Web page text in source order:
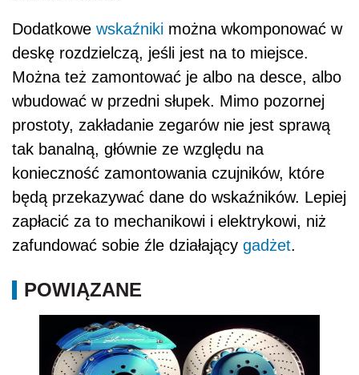
Dodatkowe wskaźniki można wkomponować w
deskę rozdzielczą, jeśli jest na to miejsce.
Można też zamontować je albo na desce, albo
wbudować w przedni słupek. Mimo pozornej
prostoty, zakładanie zegarów nie jest sprawą
tak banalną, głównie ze względu na
konieczność zamontowania czujników, które
będą przekazywać dane do wskaźników. Lepiej
zapłacić za to mechanikowi i elektrykowi, niż
zafundować sobie źle działający gadżet.
POWIĄZANE